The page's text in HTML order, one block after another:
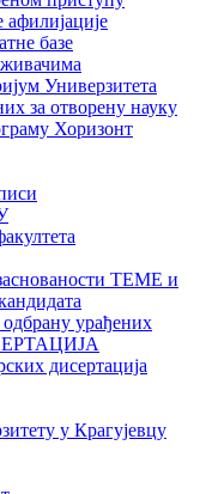
базе
Универзитета
за отворену науку
Хоризонт
ТЕМЕ и
урађених
дисертација
у Крагујевцу